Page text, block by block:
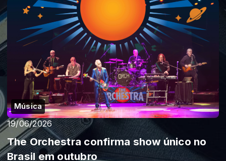
Música
19/06/2026
The Orchestra confirma show único no
Brasil em outubro